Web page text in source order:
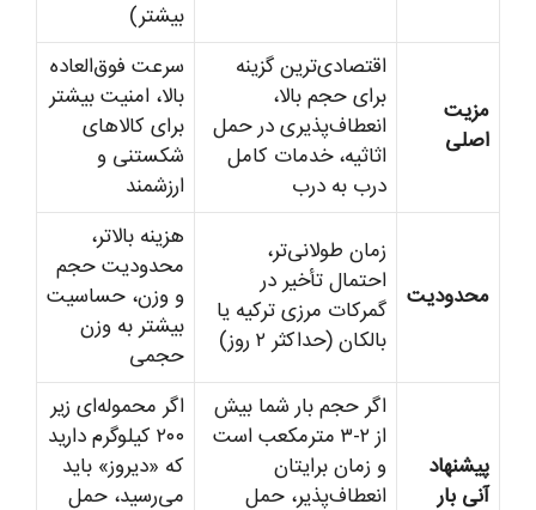
بیشتر)
مزیت
اصلی
اقتصادی‌ترین گزینه
برای حجم بالا،
انعطاف‌پذیری در حمل
اثاثیه، خدمات کامل
درب به درب
سرعت فوق‌العاده
بالا، امنیت بیشتر
برای کالاهای
شکستنی و
ارزشمند
محدودیت
زمان طولانی‌تر،
احتمال تأخیر در
گمرکات مرزی ترکیه یا
بالکان (حداکثر ۲ روز)
هزینه بالاتر،
محدودیت حجم
و وزن، حساسیت
بیشتر به وزن
حجمی
پیشنهاد
آنی بار
اگر حجم بار شما بیش
از ۲-۳ مترمکعب است
و زمان برایتان
انعطاف‌پذیر، حمل
اگر محموله‌ای زیر
۲۰۰ کیلوگرم دارید
که «دیروز» باید
می‌رسید، حمل